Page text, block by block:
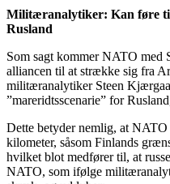
Militæranalytiker: Kan føre
Rusland
Som sagt kommer NATO med
alliancen til at strække sig fra
militæranalytiker Steen
”mareridtsscenarie” for
Dette betyder nemlig, at NATO
kilometer, såsom Finlands
hvilket blot medfører til, at
NATO, som ifølge